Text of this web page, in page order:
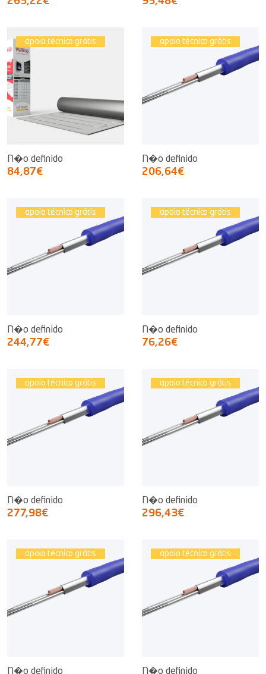
apoio técnico grátis
N�o definido
84,87€
apoio técnico grátis
N�o definido
206,64€
apoio técnico grátis
N�o definido
244,77€
apoio técnico grátis
N�o definido
76,26€
apoio técnico grátis
N�o definido
277,98€
apoio técnico grátis
N�o definido
296,43€
apoio técnico grátis
N�o definido
apoio técnico grátis
N�o definido